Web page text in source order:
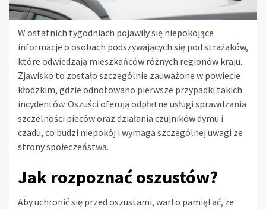
W ostatnich tygodniach pojawiły się niepokojące
informacje o osobach podszywających się pod strażaków,
które odwiedzają mieszkańców różnych regionów kraju.
Zjawisko to zostało szczególnie zauważone w powiecie
kłodzkim, gdzie odnotowano pierwsze przypadki takich
incydentów. Oszuści oferują odpłatne usługi sprawdzania
szczelności pieców oraz działania czujników dymu i
czadu, co budzi niepokój i wymaga szczególnej uwagi ze
strony społeczeństwa.
Jak rozpoznać oszustów?
Aby uchronić się przed oszustami, warto pamiętać, że